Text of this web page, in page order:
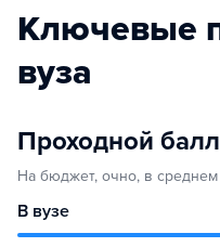
Ключевые
вуза
Проходной балл
На бюджет, очно, в
В вузе